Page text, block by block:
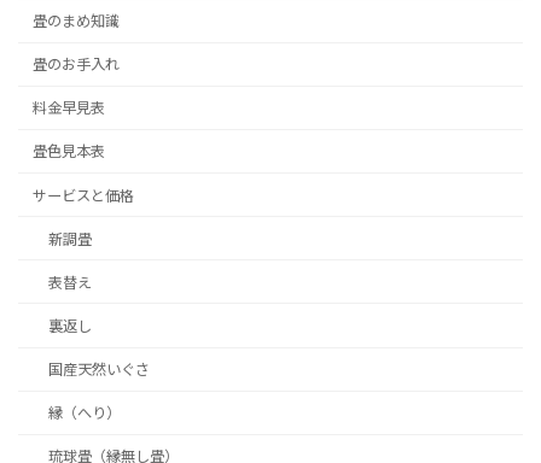
畳のまめ知識
畳のお手入れ
料金早見表
畳色見本表
サービスと価格
新調畳
表替え
裏返し
国産天然いぐさ
縁（へり）
琉球畳（縁無し畳）